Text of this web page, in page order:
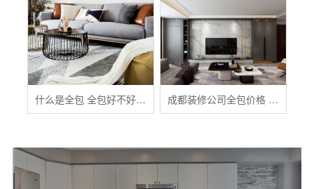
什么是全包 全包好不好 全包装修注意事项有哪些 成都装修公司全包价格 成都全包装修多少钱一平